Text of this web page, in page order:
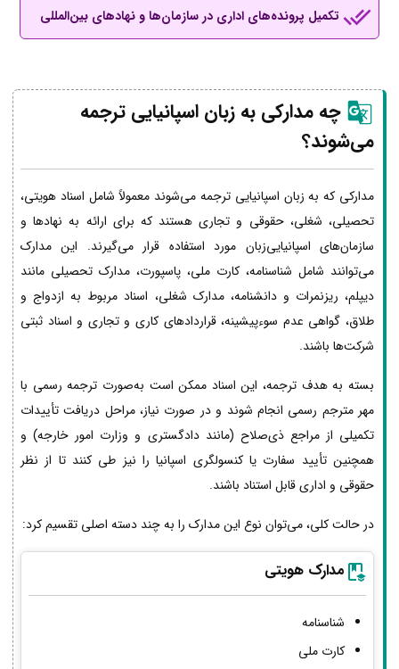
تکمیل پرونده‌های اداری در سازمان‌ها و نهادهای بین‌المللی
چه مدارکی به زبان اسپانیایی ترجمه
می‌شوند؟
مدارکی که به زبان اسپانیایی ترجمه می‌شوند معمولاً شامل اسناد هویتی،
تحصیلی، شغلی، حقوقی و تجاری هستند که برای ارائه به نهادها و
سازمان‌های اسپانیایی‌زبان مورد استفاده قرار می‌گیرند. این مدارک
می‌توانند شامل شناسنامه، کارت ملی، پاسپورت، مدارک تحصیلی مانند
دیپلم، ریزنمرات و دانشنامه، مدارک شغلی، اسناد مربوط به ازدواج و
طلاق، گواهی عدم سوءپیشینه، قراردادهای کاری و تجاری و اسناد ثبتی
شرکت‌ها باشند.
بسته به هدف ترجمه، این اسناد ممکن است به‌صورت ترجمه رسمی با
مهر مترجم رسمی انجام شوند و در صورت نیاز، مراحل دریافت تأییدات
تکمیلی از مراجع ذی‌صلاح (مانند دادگستری و وزارت امور خارجه) و
همچنین تأیید سفارت یا کنسولگری اسپانیا را نیز طی کنند تا از نظر
حقوقی و اداری قابل استناد باشند.
در حالت کلی، می‌توان نوع این مدارک را به چند دسته اصلی تقسیم کرد:
مدارک هویتی
شناسنامه
کارت ملی